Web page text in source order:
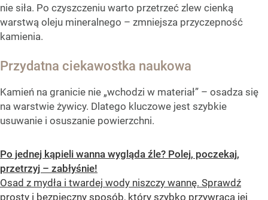
nie siła. Po czyszczeniu warto przetrzeć zlew cienką
warstwą oleju mineralnego – zmniejsza przyczepność
kamienia.
Przydatna ciekawostka naukowa
Kamień na granicie nie „wchodzi w materiał” – osadza się
na warstwie żywicy. Dlatego kluczowe jest szybkie
usuwanie i osuszanie powierzchni.
Po jednej kąpieli wanna wygląda źle? Polej, poczekaj,
przetrzyj – zabłyśnie!
Osad z mydła i twardej wody niszczy wannę. Sprawdź
prosty i bezpieczny sposób, który szybko przywraca jej